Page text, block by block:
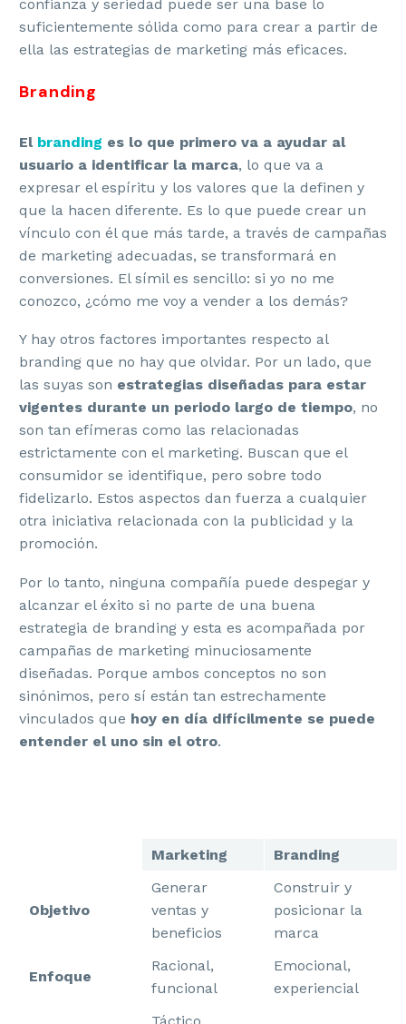
confianza y seriedad puede ser una base lo
suficientemente sólida como para crear a partir de
ella las estrategias de marketing más eficaces.
Branding
El branding es lo que primero va a ayudar al
usuario a identificar la marca, lo que va a
expresar el espíritu y los valores que la definen y
que la hacen diferente. Es lo que puede crear un
vínculo con él que más tarde, a través de campañas
de marketing adecuadas, se transformará en
conversiones. El símil es sencillo: si yo no me
conozco, ¿cómo me voy a vender a los demás?
Y hay otros factores importantes respecto al
branding que no hay que olvidar. Por un lado, que
las suyas son estrategias diseñadas para estar
vigentes durante un periodo largo de tiempo, no
son tan efímeras como las relacionadas
estrictamente con el marketing. Buscan que el
consumidor se identifique, pero sobre todo
fidelizarlo. Estos aspectos dan fuerza a cualquier
otra iniciativa relacionada con la publicidad y la
promoción.
Por lo tanto, ninguna compañía puede despegar y
alcanzar el éxito si no parte de una buena
estrategia de branding y esta es acompañada por
campañas de marketing minuciosamente
diseñadas. Porque ambos conceptos no son
sinónimos, pero sí están tan estrechamente
vinculados que hoy en día difícilmente se puede
entender el uno sin el otro.
Marketing Branding
Objetivo
Generar
ventas y
beneficios
Construir y
posicionar la
marca
Enfoque
Racional,
funcional
Emocional,
experiencial
Táctico,